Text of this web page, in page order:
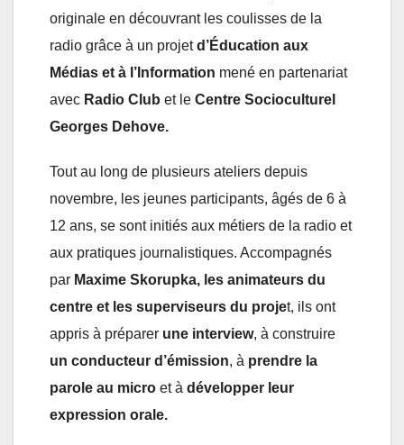
originale en découvrant les coulisses de la
radio grâce à un projetd’Éducation aux
Médias et à l’Information mené en partenariat
avec Radio Club et le Centre Socioculturel
Georges Dehove.
Tout au long de plusieurs ateliers depuis
novembre, les jeunes participants, âgés de 6 à
12 ans, se sont initiés aux métiers de la radio et
aux pratiques journalistiques. Accompagnés
par Maxime Skorupka, les animateurs du
centre et les superviseurs du projet, ils ont
appris à préparer une interview, à construire
un conducteur d’émission, à prendre la
parole au micro et à développer leur
expression orale.